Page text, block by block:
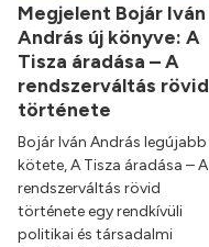
Megjelent Bojár Iván
András új könyve: A
Tisza áradása – A
rendszerváltás rövid
története
Bojár Iván András legújabb
kötete, A Tisza áradása – A
rendszerváltás rövid
története egy rendkívüli
politikai és társadalmi